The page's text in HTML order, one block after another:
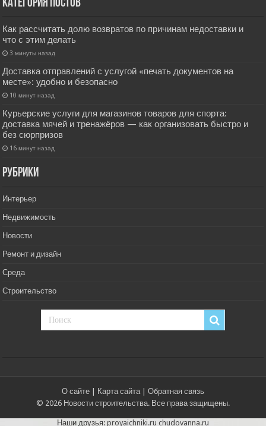
Категория постов
Как рассчитать долю возвратов по причинам недоставки и
что с этим делать
3 минуты назад
Доставка отправлений с услугой «печать документов на
месте»: удобно и безопасно
10 минут назад
Курьерские услуги для магазинов товаров для спорта:
доставка мячей и тренажёров — как организовать быстро и
без сюрпризов
16 минут назад
РУбрики
Интерьер
Недвижимость
Новости
Ремонт и дизайн
Среда
Строительство
О сайте Карта сайта| Обратная связь
© 2026 Новости строительства. Все права защищены.
Наши друзья: proyaichniki.ru chudovanna.ru